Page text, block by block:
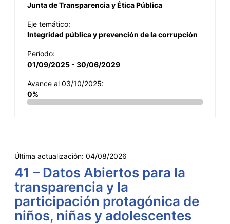
Junta de Transparencia y Ética Pública
Eje temático:
Integridad pública y prevención de la corrupción
Período:
01/09/2025 - 30/06/2029
Avance al 03/10/2025:
0%
Última actualización: 04/08/2026
41 – Datos Abiertos para la
transparencia y la
participación protagónica de
niños, niñas y adolescentes